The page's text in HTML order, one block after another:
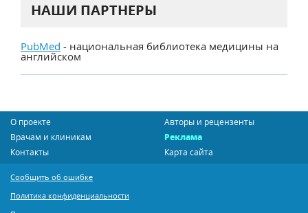
НАШИ ПАРТНЕРЫ
PubMed - национальная библиотека медицины на
английском
О проекте
Авторы и рецензенты
Врачам и клиникам
Реклама
Контакты
Карта сайта
Сообщить об ошибке
Политика конфиденциальности